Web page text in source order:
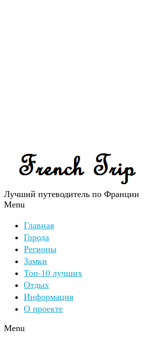
Лучший путеводитель по Франции
Menu
Главная
Города
Регионы
Замки
Топ-10 лучших
Отдых
Информация
О проекте
Menu